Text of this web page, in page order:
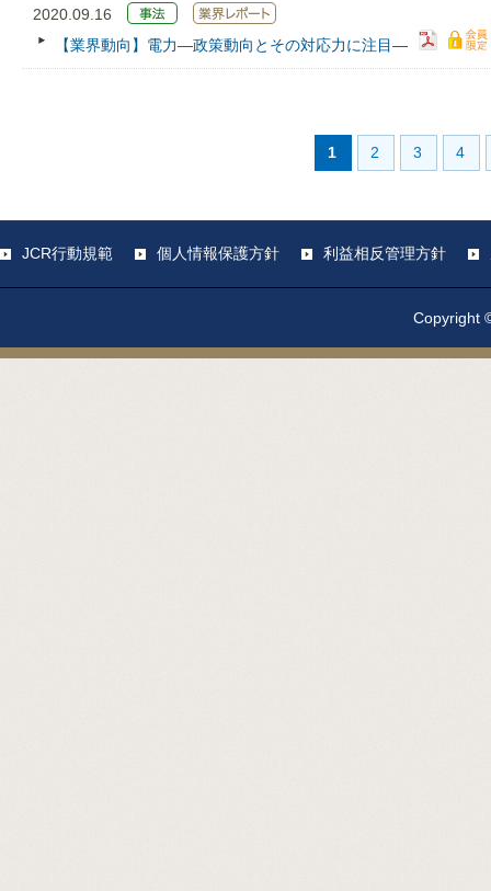
2020.09.16
【業界動向】電力―政策動向とその対応力に注目―
1 2 3 4
JCR行動規範 個人情報保護方針 利益相反管理方針
Copyright